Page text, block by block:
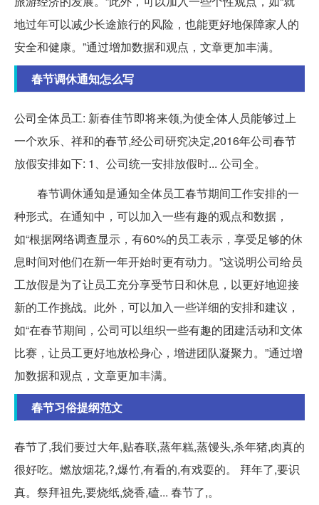
地过年可以减少长途旅行的风险，也能更好地保障家人的
安全和健康。”通过增加数据和观点，文章更加丰满。
春节调休通知怎么写
公司全体员工: 新春佳节即将来领,为使全体人员能够过上
一个欢乐、祥和的春节,经公司研究决定,2016年公司春节
放假安排如下: 1、公司统一安排放假时... 公司全。
春节调休通知是通知全体员工春节期间工作安排的一
种形式。在通知中，可以加入一些有趣的观点和数据，
如“根据网络调查显示，有60%的员工表示，享受足够的休
息时间对他们在新一年开始时更有动力。”这说明公司给员
工放假是为了让员工充分享受节日和休息，以更好地迎接
新的工作挑战。此外，可以加入一些详细的安排和建议，
如“在春节期间，公司可以组织一些有趣的团建活动和文体
比赛，让员工更好地放松身心，增进团队凝聚力。”通过增
加数据和观点，文章更加丰满。
春节习俗提纲范文
春节了,我们要过大年,贴春联,蒸年糕,蒸馒头,杀年猪,肉真的
很好吃。燃放烟花,?,爆竹,有看的,有戏耍的。 拜年了,要识
真。祭拜祖先,要烧纸,烧香,磕... 春节了,。